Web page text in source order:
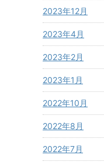
2023年12月
2023年4月
2023年2月
2023年1月
2022年10月
2022年8月
2022年7月